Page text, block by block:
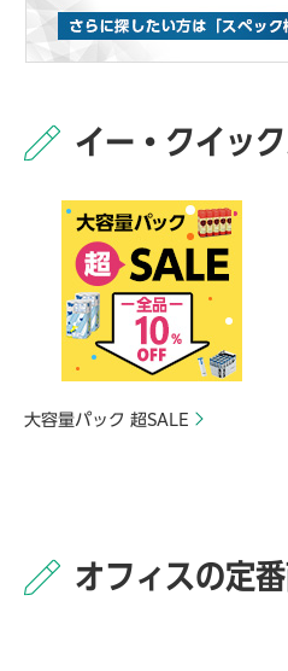
イー・クイッ
大容量パック 超SALE
オフィスの定